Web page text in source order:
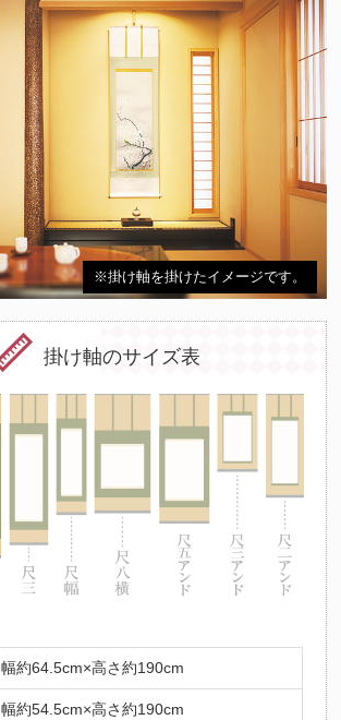
※掛け軸を掛けたイメージです。
掛け軸のサイズ表
幅約64.5cm×高さ約190cm
幅約54.5cm×高さ約190cm